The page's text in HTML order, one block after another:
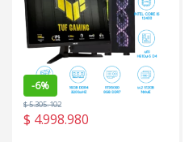
-6%
$ 4.998.980
$5.305.102